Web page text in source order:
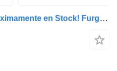
Renault Master 145PK Proximamente en Stock! Furgón Caja Cerrada – LED -